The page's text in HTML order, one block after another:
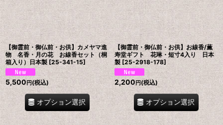
絞り込む
【御霊前・御仏前・お供】カメヤマ進
物 名香・月の花 お線香セット（桐
箱入り）日本製 [25-341-15]
5,500 円 (税込)
オプション選択
【御霊前・御仏前・お供】お線香/薫
寿堂ギフト 花琳・短寸4入り 日本
製 [25-2918-178]
2,200 円 (税込)
オプション選択